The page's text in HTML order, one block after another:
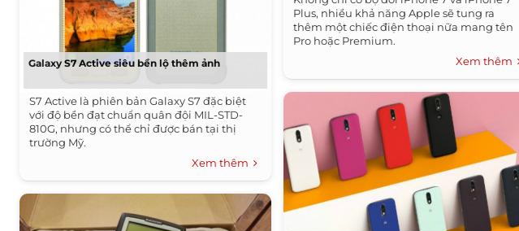
Galaxy S7 Active siêu bền lộ thêm ảnh
S7 Active là phiên bản Galaxy S7 đặc biệt
với độ bền đạt chuẩn quân đội MIL-STD-
810G, nhưng có thể chỉ được bán tại thị
trường Mỹ.
Xem thêm
Plus, nhiều khả năng Apple sẽ tung ra
thêm một chiếc điện thoại nữa mang tên
Pro hoặc Premium.
Xem thêm